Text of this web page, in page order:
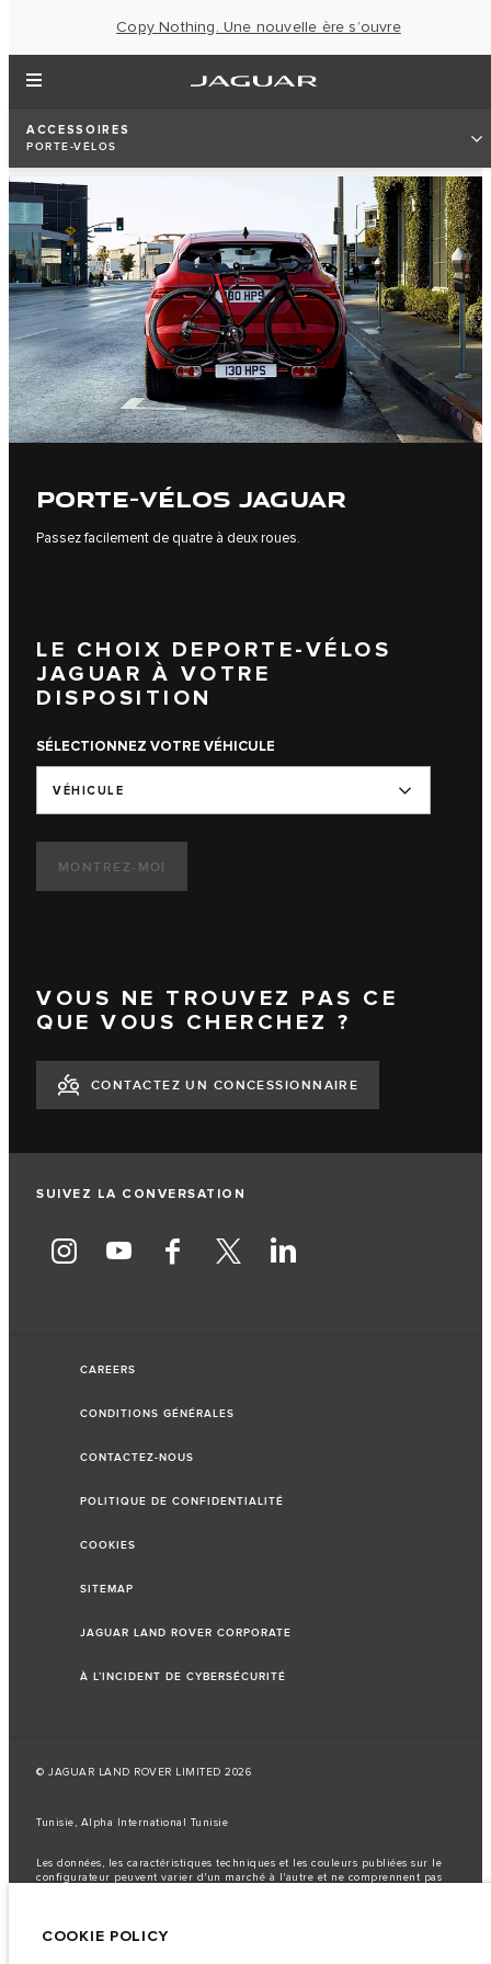
Copy Nothing. Une nouvelle ère s’ouvre
ACCESSOIRES
PORTE-VÉLOS
PORTE-VÉLOS JAGUAR
Passez facilement de quatre à deux roues.
LE CHOIX DEPORTE-VÉLOS
JAGUAR À VOTRE
DISPOSITION
SÉLECTIONNEZ VOTRE VÉHICULE
VÉHICULE
MONTREZ-MOI
VOUS NE TROUVEZ PAS CE
QUE VOUS CHERCHEZ ?
CONTACTEZ UN CONCESSIONNAIRE
SUIVEZ LA CONVERSATION
CAREERS
CONDITIONS GÉNÉRALES
CONTACTEZ-NOUS
POLITIQUE DE CONFIDENTIALITÉ
COOKIES
SITEMAP
JAGUAR LAND ROVER CORPORATE
À L’INCIDENT DE CYBERSÉCURITÉ
© JAGUAR LAND ROVER LIMITED 2026
Tunisie, Alpha International Tunisie
Les données, les caractéristiques techniques et les couleurs publiées sur le
configurateur peuvent varier d'un marché à l'autre et ne comprennent pas
Remarque importante sur les images et les spécifications.
COOKIE POLICY